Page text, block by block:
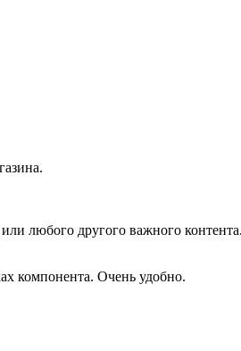
любого другого важного
компонента. Очень удобно.